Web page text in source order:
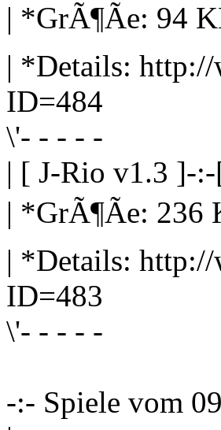
| *GrÃ¶Ãe: 94
| *Details: http://
ID=484
\'- - - - -
| [ J-Rio v1.3 ]-
| *GrÃ¶Ãe: 236
| *Details: http://
ID=483
\'- - - - -
-:- Spiele vom